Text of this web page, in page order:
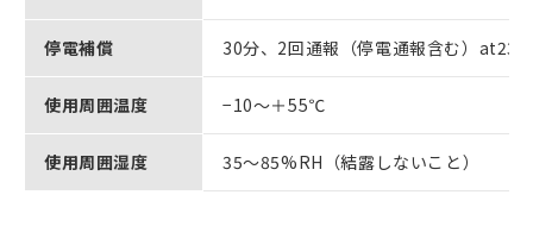
停電補償 30分、2回通報（停電通報含む）
使用周囲温度 −10～＋55℃
使用周囲湿度 35～85%RH（結露しないこと）